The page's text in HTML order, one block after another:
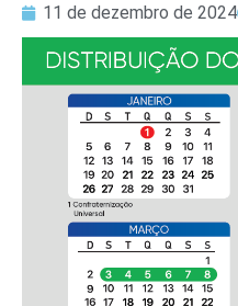
11 de dezembro de 2024